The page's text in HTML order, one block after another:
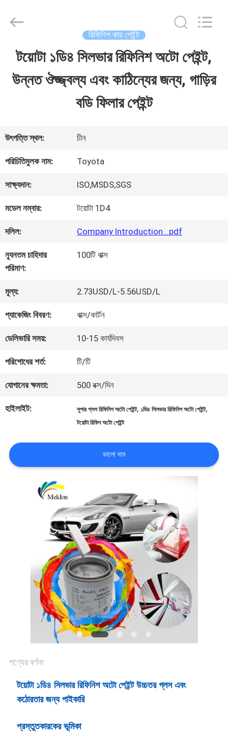
বাড়ি
ভিডিও
আমাদের
সম্পর্কে
কারখানা
ভ্রমণ
মান
নিয়ন্ত্রণ
আমাদের
যোগাযোগ
খবর
গোপনীয়তা
নীতি
Chemical
Reserved.
রিফিনিশ কার পেইন্ট
টয়োটা ১ডি৪ সিলভার রিফিনিশ অটো পেইন্ট,
উন্নত ঔজ্জ্বল্য এবং কাঠিন্যের জন্য, গাড়ির
বডি ফিলার পেইন্ট
উৎপত্তি স্থল: চীন
পরিচিতিমুলক নাম: Toyota
সাক্ষ্যদান: ISO,MSDS,SGS
মডেল নম্বার: টয়োটা 1D4
দলিল: Company Introduction...pdf
ন্যূনতম চাহিদার
পরিমাণ:
100টি বাক্স
মূল্য: 2.73USD/L-5.56USD/L
প্যাকেজিং বিবরণ: বাক্স/কার্টন
ডেলিভারি সময়: 10-15 কার্যদিবস
পরিশোধের শর্ত: টি/টি
যোগানের ক্ষমতা: 500 বক্স/দিন
হাইলাইট: সুপার গ্লস রিফিনিশ অটো পেইন্ট, ১ডি৪ সিলভার রিফিনিশ অটো পেইন্ট,
টয়োটা রিফিন অটো পেইন্ট
ভালো দাম
পণ্যের বর্ণনা
টয়োটা ১ডি৪ সিলভার রিফিনিশ অটো পেইন্ট উচ্চতর গ্লস এবং
কঠোরতার জন্য পাইকারি
প্রস্তুতকারকের ভূমিকা